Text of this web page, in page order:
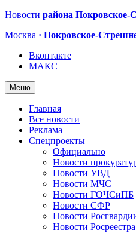
Новости района Покровское-
Москва · Покровское-
Вконтакте
МАКС
Меню
Главная
Все новости
Реклама
Спецпроекты
Официально
Новости
Новости УВД
Новости МЧС
Новости ГОЧСиПБ
Новости СФР
Новости
Новости Росреестра